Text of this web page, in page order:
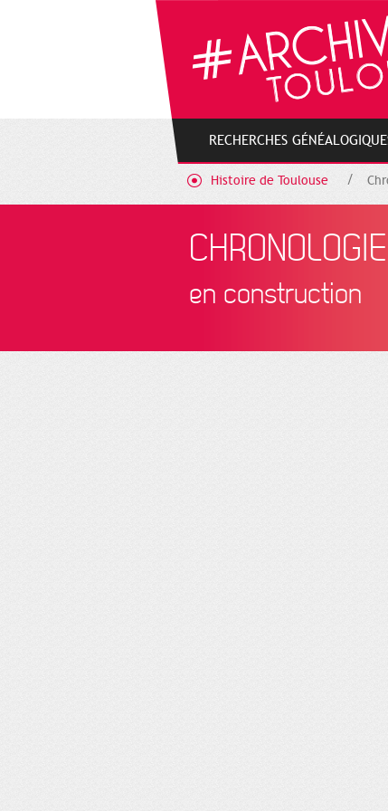
RECHERCHES
Histoire de Toulouse
CHRONOLOGIE
en construction
Gestion de vos préférences sur les cookies